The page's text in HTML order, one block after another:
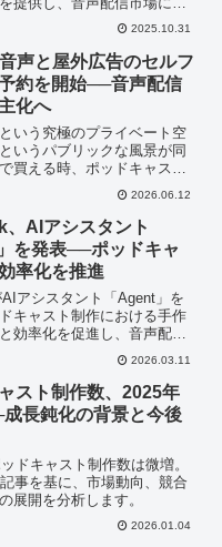
2025.10.31
声と屋外広告のセルフ
約を開始──音声配信
化へ
いう究極のプライベート空
いうパブリックな風景が同
買える時、ポッドキャスト
び出して都市の空気感をデ
ルチャーになる。
2026.06.12
AIアシスタント
を発表──ポッドキャ
率化を推進
アシスタント「Agent」を
キャスト制作における手作
効率化を促進し、音声配信
もたらす可能性が指摘され
2026.03.11
スト制作数、2025年
長鈍化の背景と今後
ドキャスト制作数は微増。
事を基に、市場動向、競合
展開を分析します。
2026.01.04